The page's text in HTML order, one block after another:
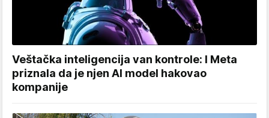
Veštačka inteligencija van kontrole: I Meta
priznala da je njen AI model hakovao
kompanije